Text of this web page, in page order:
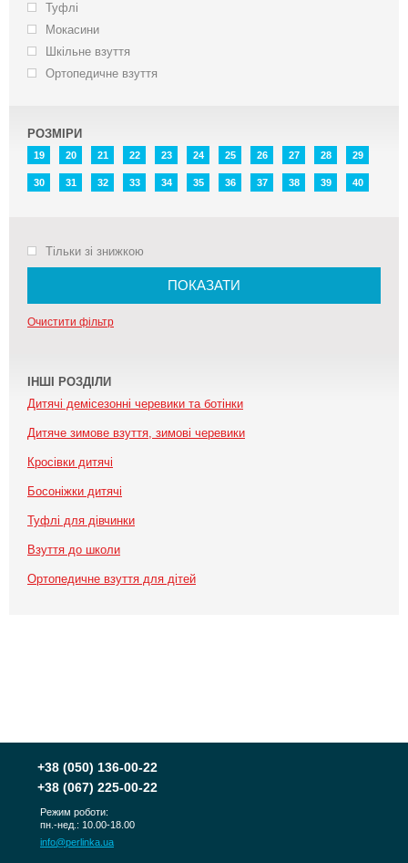
Туфлі
Мокасини
Шкільне взуття
Ортопедичне взуття
РОЗМІРИ
19 20 21 22 23 24 25 26 27 28 29
30 31 32 33 34 35 36 37 38 39 40
Тільки зі знижкою
ПОКАЗАТИ
Очистити фільтр
ІНШІ РОЗДІЛИ
Дитячі демісезонні черевики та ботінки
Дитяче зимове взуття, зимові черевики
Кросівки дитячі
Босоніжки дитячі
Туфлі для дівчинки
Взуття до школи
Ортопедичне взуття для дітей
+38 (050) 136-00-22
+38 (067) 225-00-22
Режим роботи:
пн.-нед.: 10.00-18.00
info@perlinka.ua